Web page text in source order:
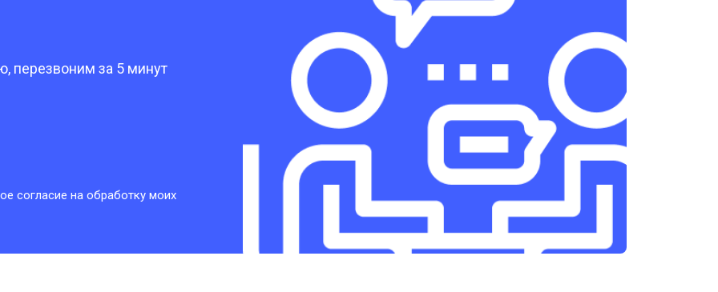
от 1400 ₽ Заказать
от 2700 ₽ Заказать
от 950 ₽ Заказать
от 1750 ₽
перезвоним за 5 минут
согласие на обработку моих